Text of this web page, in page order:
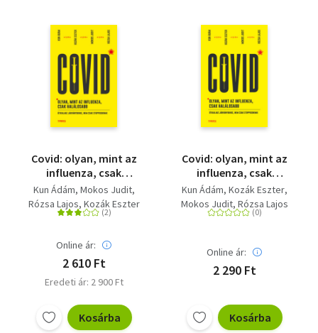
Covid: olyan, mint az
influenza, csak
halálosabb - Útikalauz
járványokhoz, nem
csak stopposoknak
Kun Ádám Mokos Judit
Rózsa Lajos Kozák Eszter
Online ár:
2 610 Ft
Eredeti ár: 2 900 Ft
Kosárba
Covid: olyan, mint az
influenza, csak
halálosabb
Kun Ádám Kozák Eszter
Mokos Judit Rózsa Lajos
Online ár:
2 290 Ft
Kosárba